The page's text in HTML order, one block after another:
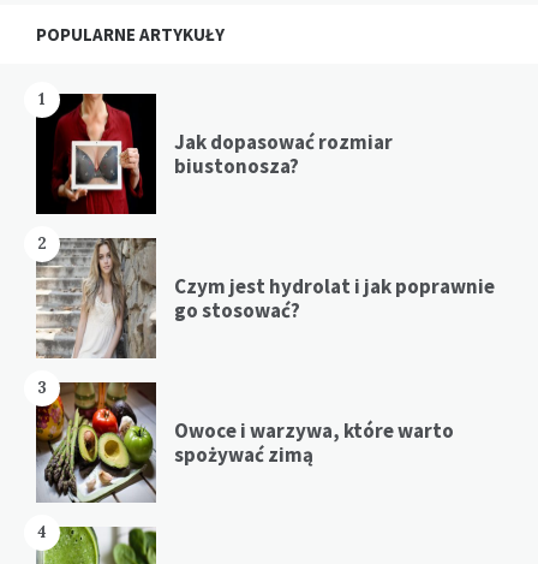
Widgets
POPULARNE ARTYKUŁY
1
Jak dopasować rozmiar
biustonosza?
2
Czym jest hydrolat i jak poprawnie
go stosować?
3
Owoce i warzywa, które warto
spożywać zimą
4